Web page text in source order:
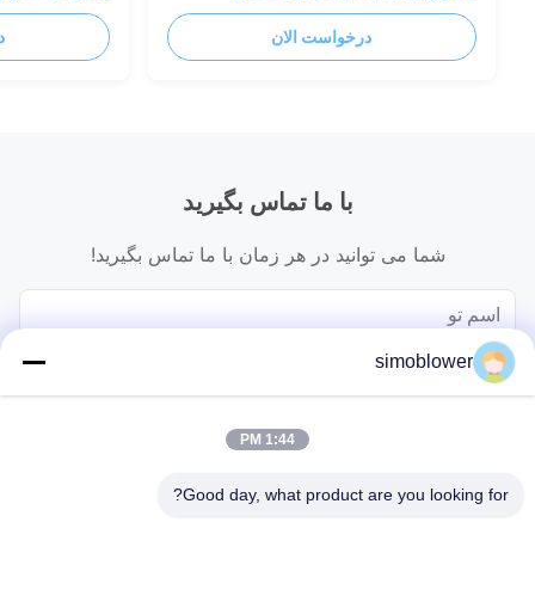
درخواست الان
با ما تماس بگیرید
شما می توانید در هر زمان با ما تماس بگیرید!
simoblower
1:44 PM
Good day, what product are you looking for?